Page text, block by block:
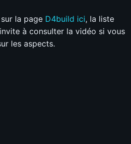
la page D4build ici, la liste
à consulter la vidéo si vous
les aspects.